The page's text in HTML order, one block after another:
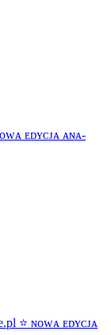
ᴇᴅʏᴄᴊᴀ ᴀɴᴀ-
⭐ ɴᴏᴡᴀ ᴇᴅʏᴄᴊᴀ